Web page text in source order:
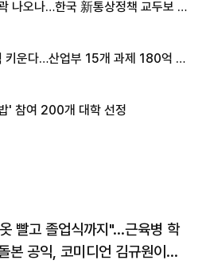
나오나…한국 新통상정책 교두보 활
키운다…산업부 15개 과제 180억 지
' 참여 200개 대학 선정
빨고 졸업식까지"…근육병 학
본 공익, 코미디언 김규원이었